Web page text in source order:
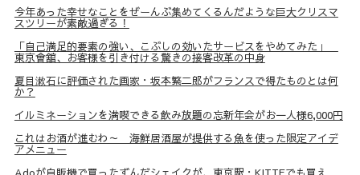
今年あった幸せなことをぜーんぶ集めてくるんだような巨大クリスマ
スツリーが素敵過ぎる！
「自己満足的要素の強い、こぶしの効いたサービスをやめてみた」
東京會舘、お客様を引き付ける驚きの接客改革の中身
夏目漱石に評価された画家・坂本繁二郎がフランスで得たものとは何
か？
イルミネーションを満喫できる飲み放題の忘新年会がお一人様6,000円
これはお酒が進むわ～ 海鮮居酒屋が提供する魚を使った限定アイデ
アメニュー